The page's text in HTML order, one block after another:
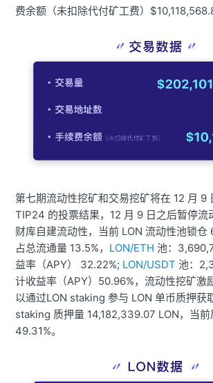
费余额（未扣除代付矿工费）
第七期流动性挖矿和交易挖矿将在 12 月 9
TIP24 的投票结果，12 月 9 日之后暂停流
财库自建流动性，当前 LON 流动性池锁仓
占总流通量 13.5%， LON/ETH池：
益率（APY） 32.22%; LON/USDT 池：
计收益率（APY）50.96%，流动性挖矿激
以通过LON staking 参与 LON 单币质押获
staking 质押量 14,182,339.07 LON，当前
49.31%。